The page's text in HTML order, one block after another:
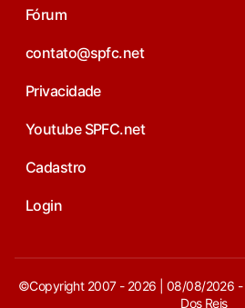
Fórum
contato@spfc.net
Privacidade
Youtube SPFC.net
Cadastro
Login
©Copyright 2007 - 2026 | 08/08/2026 -
Dos Reis